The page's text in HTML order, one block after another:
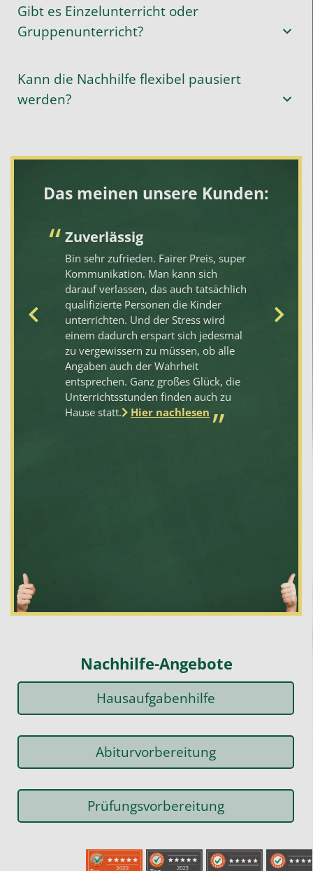
Gibt es Einzelunterricht oder
Gruppenunterricht?
Kann die Nachhilfe flexibel pausiert
werden?
Das meinen unsere Kunden:
Zuverlässig
Bin sehr zufrieden. Fairer Preis, super
Kommunikation. Man kann sich
darauf verlassen, das auch tatsächlich
qualifizierte Personen die Kinder
unterrichten. Und der Stress wird
einem dadurch erspart sich jedesmal
zu vergewissern zu müssen, ob alle
Angaben auch der Wahrheit
entsprechen. Ganz großes Glück, die
Unterrichtsstunden finden auch zu
Hause statt.
Hier nachlesen
Nachhilfe-Angebote
Hausaufgabenhilfe
Abiturvorbereitung
Prüfungsvorbereitung